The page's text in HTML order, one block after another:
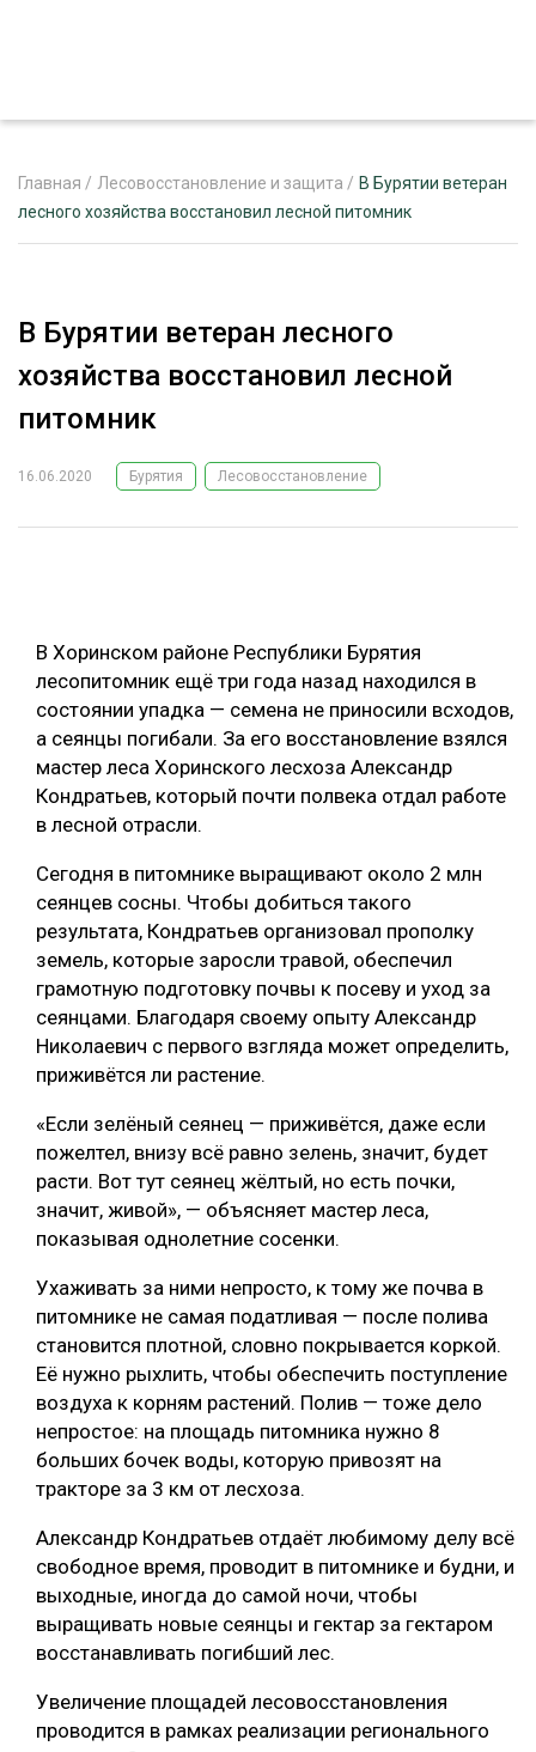
РЕКЛАМОДАТЕЛЯМ
ЛЕСНОЕ ХОЗЯЙСТВО
ЛЕСОЗАГОТОВКА
БИОЭНЕРГЕТИКА
ЛЕСОВОССТАНОВЛЕНИЕ И ЗАЩИТА
ЛОГИСТИКА
ПРОИЗВОДСТВО ДРЕВЕСНЫХ ПЛИТ
ЦБП
КОМПЛЕКСНАЯ ПЕРЕРАБОТКА
ЛЕСОПИЛЕНИЕ
БЕЗОПАСНОЕ ПРОИЗВОДСТВО
СОРТИРОВКА ДРЕВЕСИНЫ
МЕБЕЛЬНОЕ ПРОИЗВОДСТВО
ТЕМАТИЧЕСКИЕ ПРОЕКТЫ
ПОДБОРКИ СТАТЕЙ
ЭКСПЕРТНОЕ МНЕНИЕ
Главная / Лесовосстановление и защита / В Бурятии ветеран
лесного хозяйства восстановил лесной питомник
В Бурятии ветеран лесного
хозяйства восстановил лесной
питомник
16.06.2020 Бурятия Лесовосстановление
В Хоринском районе Республики Бурятия
лесопитомник ещё три года назад находился в
состоянии упадка — семена не приносили всходов,
а сеянцы погибали. За его восстановление взялся
мастер леса Хоринского лесхоза Александр
Кондратьев, который почти полвека отдал работе
в лесной отрасли.
Сегодня в питомнике выращивают около 2 млн
сеянцев сосны. Чтобы добиться такого
результата, Кондратьев организовал прополку
земель, которые заросли травой, обеспечил
грамотную подготовку почвы к посеву и уход за
сеянцами. Благодаря своему опыту Александр
Николаевич с первого взгляда может определить,
приживётся ли растение.
«Если зелёный сеянец — приживётся, даже если
пожелтел, внизу всё равно зелень, значит, будет
расти. Вот тут сеянец жёлтый, но есть почки,
значит, живой», — объясняет мастер леса,
показывая однолетние сосенки.
Ухаживать за ними непросто, к тому же почва в
питомнике не самая податливая — после полива
становится плотной, словно покрывается коркой.
Её нужно рыхлить, чтобы обеспечить поступление
воздуха к корням растений. Полив — тоже дело
непростое: на площадь питомника нужно 8
больших бочек воды, которую привозят на
тракторе за 3 км от лесхоза.
Александр Кондратьев отдаёт любимому делу всё
свободное время, проводит в питомнике и будни, и
выходные, иногда до самой ночи, чтобы
выращивать новые сеянцы и гектар за гектаром
восстанавливать погибший лес.
Увеличение площадей лесовосстановления
проводится в рамках реализации регионального